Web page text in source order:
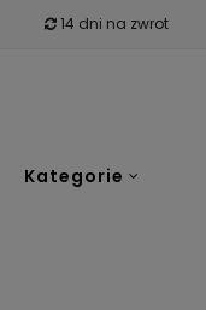
14 dni na zwrot
Kategorie